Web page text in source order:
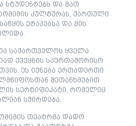
სტუდენტებს და მათ
კულტურას, ქართული
ეტაპებსა და მის
საქართველოს ყველა
ქვეყნის საერთაშორისო
ეს იქნება ერთადერთი
შეთანხმებით
სერტიფიკატი, რომელიც
სჭირდება.
თეატრმა დადო